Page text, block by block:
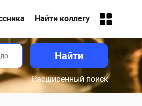
Найти коллегу
Расширенный поиск